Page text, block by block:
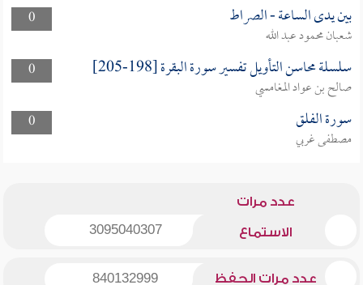
0
بين يدى الساعة - الصراط
شعبان محمود عبد الله
0
سلسلة محاسن التأويل تفسير سورة البقرة [198-205]
صالح بن عواد المغامسي
0
سورة الفلق
مصطفى غربي
عدد مرات
الاستماع 3095040307
عدد مرات الحفظ 840132999